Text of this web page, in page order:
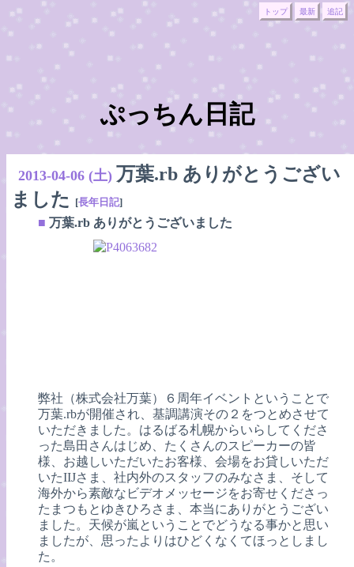
トップ 最新 追記
ぷっちん日記
2013-04-06 (土) 万葉.rb ありがとうござい
ました
[長年日記]
■ 万葉.rb ありがとうございました
弊社（株式会社万葉）６周年イベントということで
万葉.rbが開催され、基調講演その２をつとめさせて
いただきました。はるばる札幌からいらしてくださ
った島田さんはじめ、たくさんのスピーカーの皆
様、お越しいただいたお客様、会場をお貸しいただ
いたIIJさま、社内外のスタッフのみなさま、そして
海外から素敵なビデオメッセージをお寄せくださっ
たまつもとゆきひろさま、本当にありがとうござい
ました。天候が嵐ということでどうなる事かと思い
ましたが、思ったよりはひどくなくてほっとしまし
た。